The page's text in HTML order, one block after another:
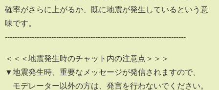
確率がさらに上がるか、既に地震が発生しているという意
味です。
--------------------------------------------------------------------------
＜＜＜地震発生時のチャット内の注意点＞＞＞
▼地震発生時、重要なメッセージが発信されますので、
モデレーター以外の方は、発言を行わないでください。